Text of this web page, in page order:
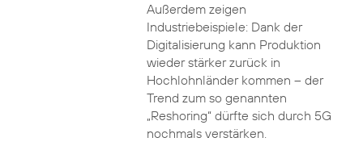
Außerdem zeigen
Industriebeispiele: Dank der
Digitalisierung kann Produktion
wieder stärker zurück in
Hochlohnländer kommen – der
Trend zum so genannten
„Reshoring“ dürfte sich durch 5G
nochmals verstärken.